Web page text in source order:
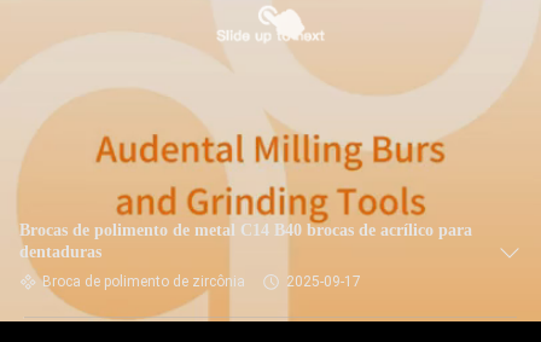
Brocas de polimento de metal C14 B40 brocas de acrílico para
dentaduras
Broca de polimento de zircônia 2025-09-17